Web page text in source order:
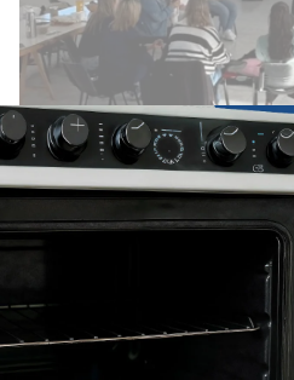
Taller de
Locales